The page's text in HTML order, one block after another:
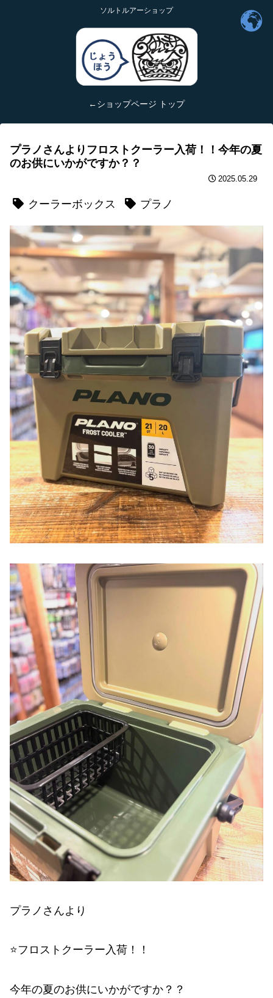
ソルトルアーショップ
←ショップページ トップ
プラノさんよりフロストクーラー入荷！！今年の夏
のお供にいかがですか？？
2025.05.29
クーラーボックス プラノ
プラノさんより
⭐️フロストクーラー入荷！！
今年の夏のお供にいかがですか？？